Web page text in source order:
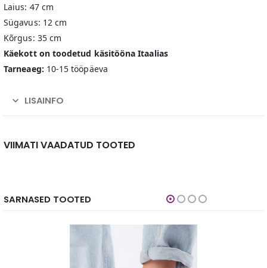
Laius: 47 cm
Sügavus: 12 cm
Kõrgus: 35 cm
Käekott on toodetud käsitööna Itaalias
Tarneaeg: 10-15 tööpäeva
LISAINFO
VIIMATI VAADATUD TOOTED
SARNASED TOOTED